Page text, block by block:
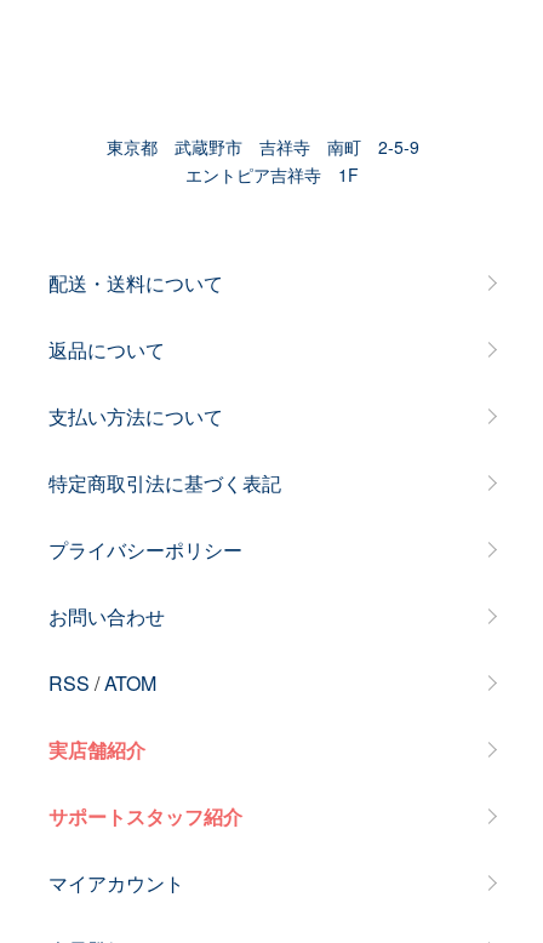
東京都 武蔵野市 吉祥寺 南町 2-5-9
エントピア吉祥寺 1F
配送・送料について
返品について
支払い方法について
特定商取引法に基づく表記
プライバシーポリシー
お問い合わせ
RSS /ATOM
実店舗紹介
サポートスタッフ紹介
マイアカウント